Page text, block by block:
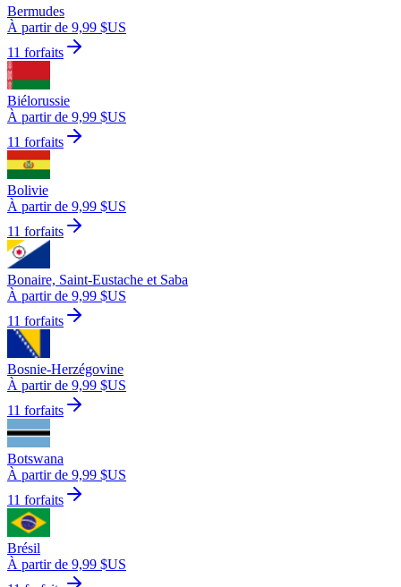
Bermudes
À partir de 9,99 $US
11 forfaits
Biélorussie
À partir de 9,99 $US
11 forfaits
Bolivie
À partir de 9,99 $US
11 forfaits
Bonaire, Saint-Eustache et Saba
À partir de 9,99 $US
11 forfaits
Bosnie-Herzégovine
À partir de 9,99 $US
11 forfaits
Botswana
À partir de 9,99 $US
11 forfaits
Brésil
À partir de 9,99 $US